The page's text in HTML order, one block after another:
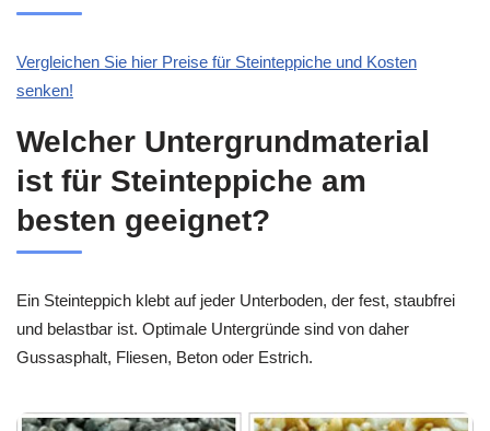
Vergleichen Sie hier Preise für Steinteppiche und Kosten
senken!
Welcher Untergrundmaterial
ist für Steinteppiche am
besten geeignet?
Ein Steinteppich klebt auf jeder Unterboden, der fest, staubfrei
und belastbar ist. Optimale Untergründe sind von daher
Gussasphalt, Fliesen, Beton oder Estrich.